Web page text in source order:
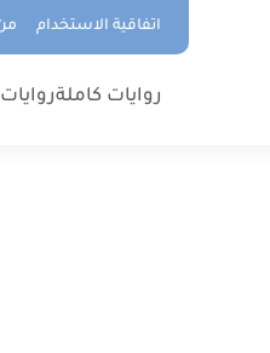
اتفاقية الاستخدام
روايات كاملة